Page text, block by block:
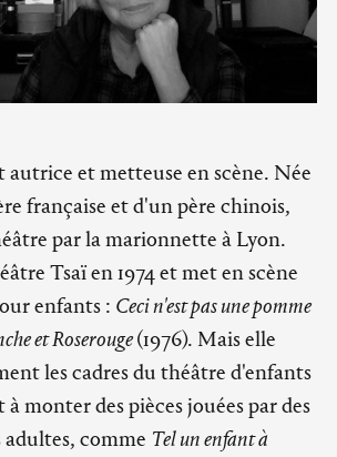
autrice et metteuse en scène. Née
française et d'un père chinois,
par la marionnette à Lyon.
Tsaï en 1974 et met en scène
enfants : Ceci n'est pas une pomme
et Roserouge(1976). Mais elle
les cadres du théâtre d'enfants
monter des pièces jouées par des
comme Tel un enfant à